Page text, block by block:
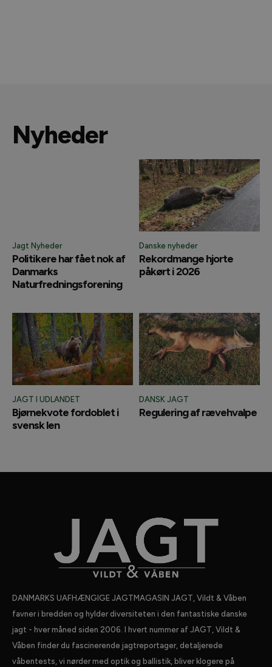
Nyheder
Jagt Nyheder
Politikere har fået nok af
Danmarks
Naturfredningsforening
Danske nyheder
Rekordmange hjorte
påkørt i 2026
JAGT I UDLANDET
Bjørnekvote fordoblet i
svensk len
DANSK JAGT
Regulering af rævehvalpe
DANMARKS UAFHÆNGIGE JAGTMAGASIN JAGT, Vildt & Våben
favner i bredden og hylder diversiteten i den fantastiske danske
jagt - hver måned siden 2006. I hvert nummer af JAGT, Vildt &
Våben finder du fascinerende jagtreportager, detaljerede
våbentests, vi nørder med optik og ballistik, bliver klogere på